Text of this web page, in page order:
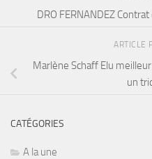
DRO FERNANDEZ
ARTICLE
Marlène Schaff Elu
un
CATÉGORIES
A la une